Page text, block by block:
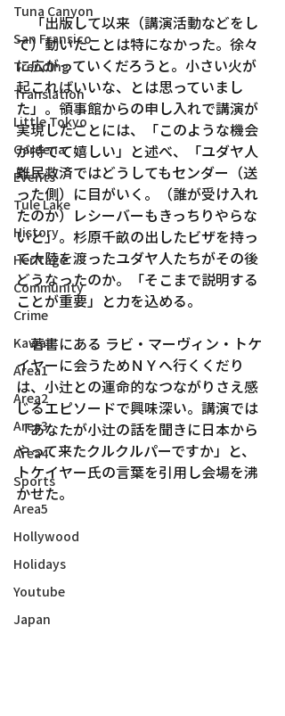
Tuna Canyon
San Fransico
Trending
Translation
Little Tokyo
Gardena
Events
Tule Lake
History
Heritage
Community
Crime
Kawaii
Area1
Area2
Area3
Area4
Sports
Area5
Hollywood
Holidays
Youtube
Japan
「出版して以来（講演活動などをし
て）動いたことは特になかった。徐々
に広がっていくだろうと。小さい火が
起こればいいな、とは思っていまし
た」。領事館からの申し入れで講演が
実現したことには、「このような機会
が持てて嬉しい」と述べ、「ユダヤ人
難民救済ではどうしてもセンダー（送
った側）に目がいく。（誰が受け入れ
たのか）レシーバーもきっちりやらな
いと」。杉原千畝の出したビザを持っ
て大陸を渡ったユダヤ人たちがその後
どうなったのか。「そこまで説明する
ことが重要」と力を込める。
著書にある ラビ・マーヴィン・トケ
イヤーに会うためＮＹへ行くくだり
は、小辻との運命的なつながりさえ感
じるエピソードで興味深い。講演では
「あなたが小辻の話を聞きに日本から
やって来たクルクルパーですか」と、
トケイヤー氏の言葉を引用し会場を沸
かせた。